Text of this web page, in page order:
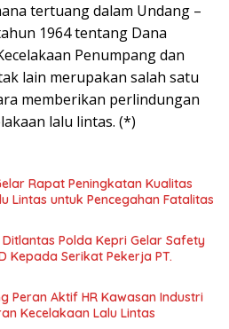
tertuang dalam Undang –
1964 tentang Dana
Penumpang dan
lain merupakan salah satu
memberikan perlindungan
lalu lintas. (*)
Rapat Peningkatan Kualitas
Lintas untuk Pencegahan Fatalitas
Polda Kepri Gelar Safety
Kepada Serikat Pekerja PT.
Peran Aktif HR Kawasan Industri
Kecelakaan Lalu Lintas